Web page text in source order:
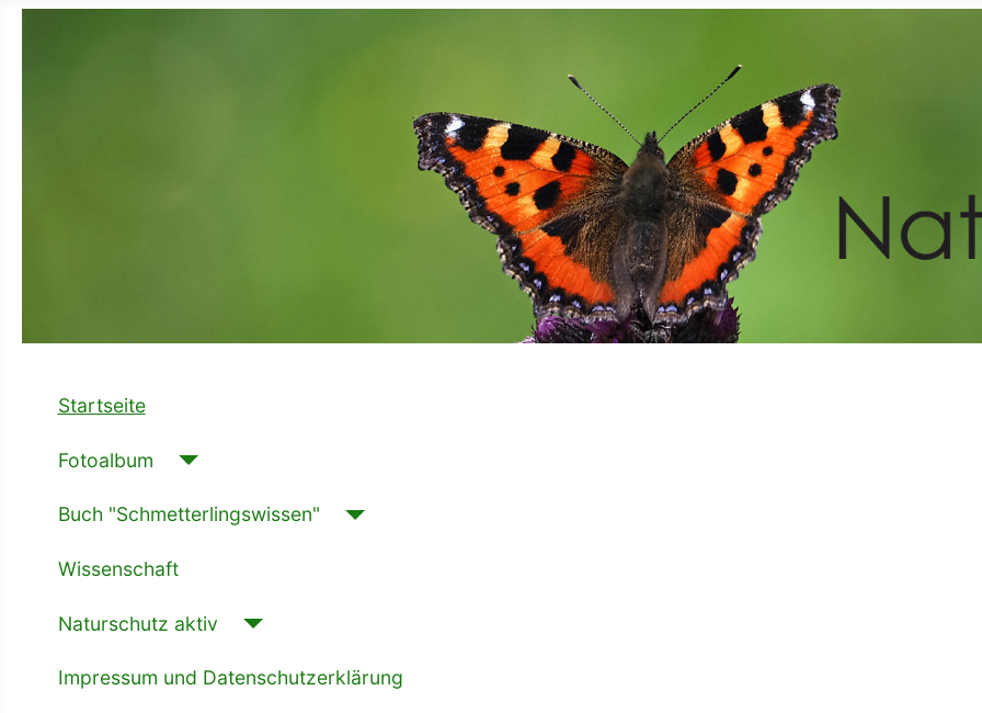
Startseite
Fotoalbum
Buch "Schmetterlingswissen"
Wissenschaft
Naturschutz aktiv
Impressum und Datenschutzerklärung